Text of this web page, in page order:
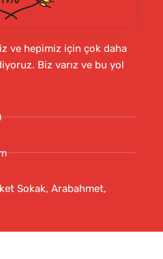
ve hepimiz için çok daha
Biz varız ve bu yol
Sokak, Arabahmet,